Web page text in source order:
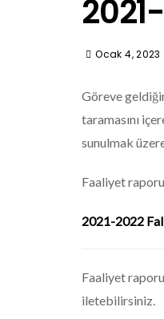
Ocak 4, 2023
Göreve
taramasını
sunulmak
Faaliyet
2021-2022
Faaliyet
iletebilirsiniz.